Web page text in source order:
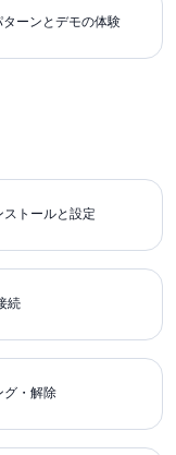
ーンとデモの体験
トールと設定
続
・解除